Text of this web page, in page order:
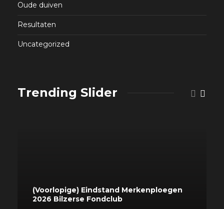
Oude duiven
Resultaten
Uncategorized
Trending Slider
(Voorlopige) Eindstand Merkenploegen
2026 Bilzerse Fondclub